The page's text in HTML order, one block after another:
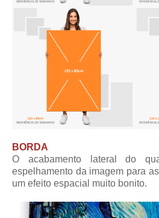
BORDA
O acabamento lateral do
espelhamento da imagem para
um efeito espacial muito bonito.